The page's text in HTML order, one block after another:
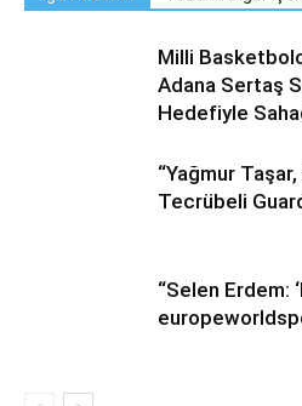
Milli
Adana Sertaş
Hedefiyle
“Yağmur
Tecrübeli
“Selen Erdem: